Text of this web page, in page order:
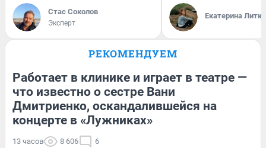
Стас Соколов
Эксперт
Екатерина
РЕКОМЕНДУЕМ
Работает в клинике и играет в театре —
что известно о сестре Вани
Дмитриенко, оскандалившейся на
концерте в «Лужниках»
13 часов 8 606 6